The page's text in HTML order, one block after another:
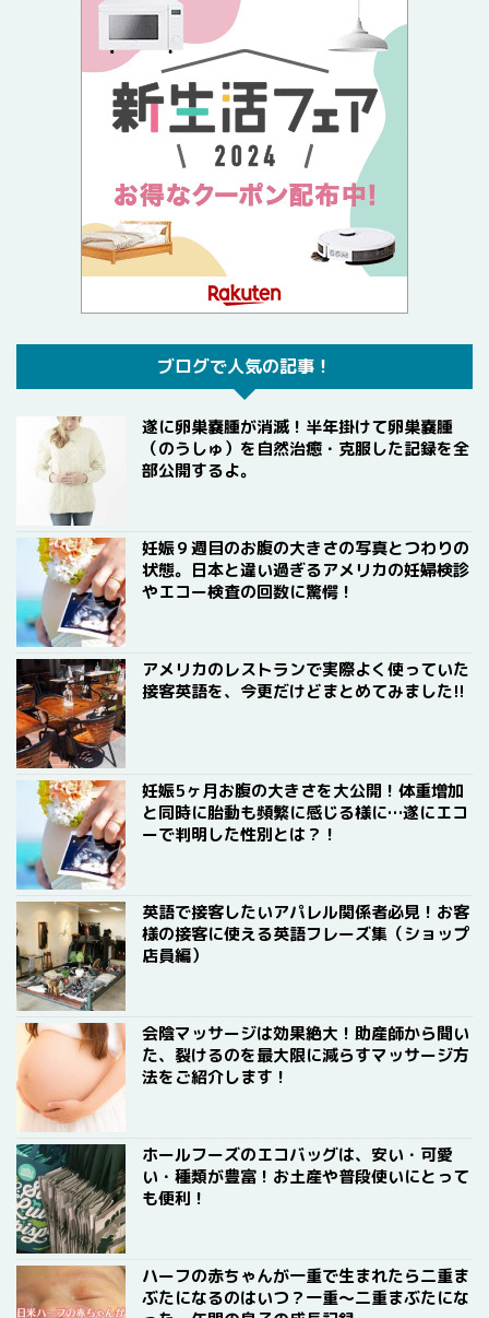
ブログで人気の記事！
遂に卵巣嚢腫が消滅！半年掛けて卵巣嚢腫
（のうしゅ）を自然治癒・克服した記録を全
部公開するよ。
妊娠９週目のお腹の大きさの写真とつわりの
状態。日本と違い過ぎるアメリカの妊婦検診
やエコー検査の回数に驚愕！
アメリカのレストランで実際よく使っていた
接客英語を、今更だけどまとめてみました!!
妊娠5ヶ月お腹の大きさを大公開！体重増加
と同時に胎動も頻繁に感じる様に…遂にエコ
ーで判明した性別とは？！
英語で接客したいアパレル関係者必見！お客
様の接客に使える英語フレーズ集（ショップ
店員編）
会陰マッサージは効果絶大！助産師から聞い
た、裂けるのを最大限に減らすマッサージ方
法をご紹介します！
ホールフーズのエコバッグは、安い・可愛
い・種類が豊富！お土産や普段使いにとって
も便利！
ハーフの赤ちゃんが一重で生まれたら二重ま
ぶたになるのはいつ？一重〜二重まぶたにな